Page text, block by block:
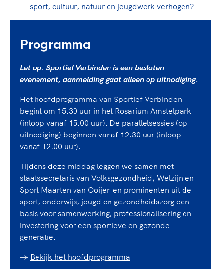
sport, cultuur, natuur en jeugdwerk verhogen?
Programma
Let op. Sportief Verbinden is een besloten
evenement, aanmelding gaat alleen op uitnodiging.
Het hoofdprogramma van Sportief Verbinden
begint om 15.30 uur in het Rosarium Amstelpark
(inloop vanaf 15.00 uur). De parallelsessies (op
uitnodiging) beginnen vanaf 12.30 uur (inloop
vanaf 12.00 uur).
Tijdens deze middag leggen we samen met
staatssecretaris van Volksgezondheid, Welzijn en
Sport Maarten van Ooijen en prominenten uit de
sport, onderwijs, jeugd en gezondheidszorg een
basis voor samenwerking, professionalisering en
investering voor een sportieve en gezonde
generatie.
-> Bekijk het hoofdprogramma